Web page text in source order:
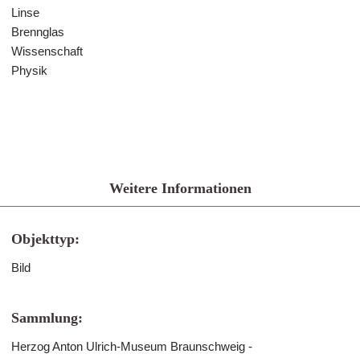
Linse
Brennglas
Wissenschaft
Physik
Weitere Informationen
Objekttyp:
Bild
Sammlung:
Herzog Anton Ulrich-Museum Braunschweig -